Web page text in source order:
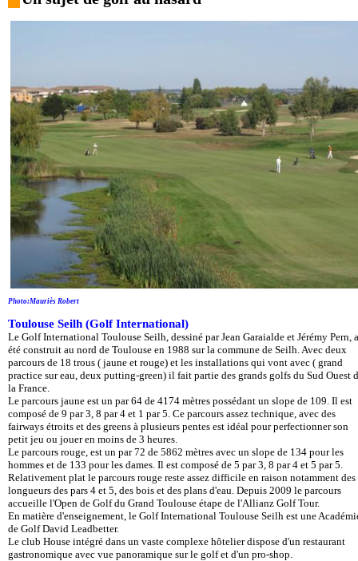
Photo:Mauriès Robert
Toulouse Seilh (Golf International)
Le Golf International Toulouse Seilh, dessiné par Jean Garaialde et Jérémy Pern, a
été construit au nord de Toulouse en 1988 sur la commune de Seilh. Avec deux
parcours de 18 trous ( jaune et rouge) et les installations qui vont avec ( grand
practice sur eau, deux putting-green) il fait partie des grands golfs du Sud Ouest
la France.
Le parcours jaune est un par 64 de 4174 mètres possédant un slope de 109. Il est
composé de 9 par 3, 8 par 4 et 1 par 5. Ce parcours assez technique, avec des
fairways étroits et des greens à plusieurs pentes est idéal pour perfectionner son
petit jeu ou jouer en moins de 3 heures.
Le parcours rouge, est un par 72 de 5862 mètres avec un slope de 134 pour les
hommes et de 133 pour les dames. Il est composé de 5 par 3, 8 par 4 et 5 par 5.
Relativement plat le parcours rouge reste assez difficile en raison notamment des
longueurs des pars 4 et 5, des bois et des plans d'eau. Depuis 2009 le parcours
accueille l'Open de Golf du Grand Toulouse étape de l'Allianz Golf Tour.
En matière d'enseignement, le Golf International Toulouse Seilh est une
de Golf David Leadbetter.
Le club House intégré dans un vaste complexe hôtelier dispose d'un restaurant
gastronomique avec vue panoramique sur le golf et d'un pro-shop.